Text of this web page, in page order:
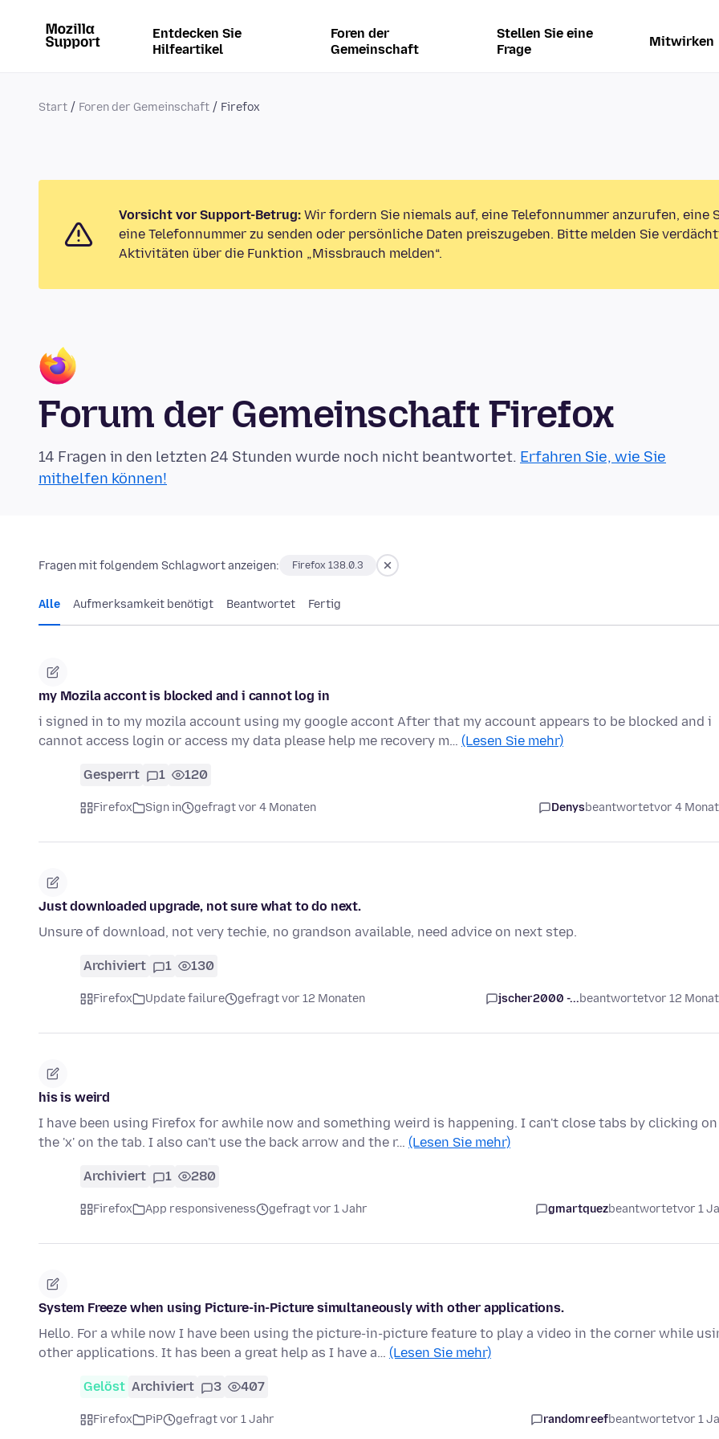
Entdecken Sie
Hilfeartikel
Foren der
Gemeinschaft
Stellen Sie eine
Frage
Mitwirken
Start Foren der Gemeinschaft Firefox
Vorsicht vor Support-Betrug: Wir fordern Sie niemals auf, eine Telefonnummer anzurufen, eine
eine Telefonnummer zu senden oder persönliche Daten preiszugeben. Bitte melden Sie
Aktivitäten über die Funktion „Missbrauch melden“.
Forum der Gemeinschaft Firefox
14 Fragen in den letzten 24 Stunden wurde noch nicht beantwortet. Erfahren Sie, wie Sie
mithelfen können!
Fragen mit folgendem Schlagwort anzeigen: Firefox 138.0.3
Alle Aufmerksamkeit benötigt Beantwortet Fertig
my Mozila accont is blocked and i cannot log in
i signed in to my mozila account using my google accont After that my account appears to be blocked and i
cannot access login or access my data please help me recovery m… (Lesen Sie mehr)
Gesperrt 1 120
Firefox Sign in gefragt vor 4 Monaten Denysbeantwortetvor 4
Just downloaded upgrade, not sure what to do next.
Unsure of download, not very techie, no grandson available, need advice on next step.
Archiviert 1 130
Firefox Update failure gefragt vor 12 Monaten jscher2000 -...beantwortetvor 12
his is weird
I have been using Firefox for awhile now and something weird is happening. I can't close tabs by clicking on
the 'x' on the tab. I also can't use the back arrow and the r… (Lesen Sie mehr)
Archiviert 1 280
Firefox App responsiveness gefragt vor 1 Jahr gmartquezbeantwortetvor 1
System Freeze when using Picture-in-Picture simultaneously with other applications.
Hello. For a while now I have been using the picture-in-picture feature to play a video in the corner while
other applications. It has been a great help as I have a… (Lesen Sie mehr)
Gelöst Archiviert 3 407
Firefox PiP gefragt vor 1 Jahr randomreefbeantwortetvor 1